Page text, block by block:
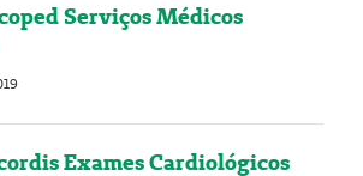
Serviços Médicos
Exames Cardiológicos